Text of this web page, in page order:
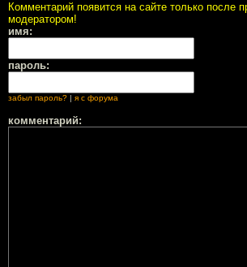
Комментарий появится на сайте только после
модератором!
имя:
пароль:
забыл пароль? я с форума
комментарий: